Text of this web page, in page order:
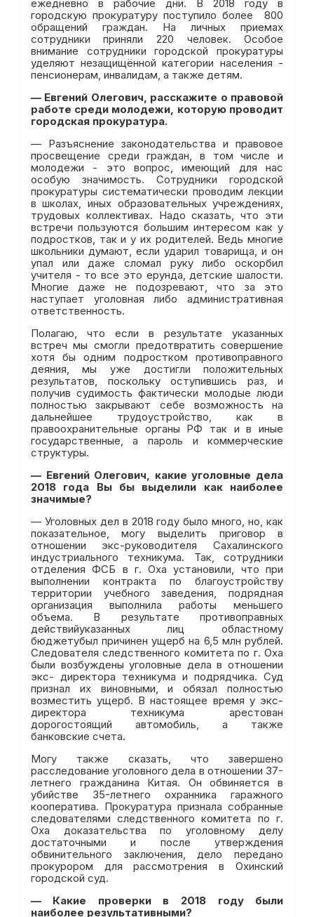
ежедневно в рабочие дни. В 2018 году в
городскую прокуратуру поступило более 800
обращений граждан. На личных приемах
сотрудники приняли 220 человек. Особое
внимание сотрудники городской прокуратуры
уделяют незащищённой категории населения -
пенсионерам, инвалидам, а также детям.
—Евгений Олегович, расскажите о правовой
работе среди молодежи, которую проводит
городская прокуратура.
— Разъяснение законодательства и правовое
просвещение среди граждан, в том числе и
молодежи - это вопрос, имеющий для нас
особую значимость. Сотрудники городской
прокуратуры систематически проводим лекции
в школах, иных образовательных учреждениях,
трудовых коллективах. Надо сказать, что эти
встречи пользуются большим интересом как у
подростков, так и у их родителей. Ведь многие
школьники думают, если ударил товарища, и он
упал или даже сломал руку либо оскорбил
учителя - то все это ерунда, детские шалости.
Многие даже не подозревают, что за это
наступает уголовная либо административная
ответственность.
Полагаю, что если в результате указанных
встреч мы смогли предотвратить совершение
хотя бы одним подростком противоправного
деяния, мы уже достигли положительных
результатов, поскольку оступившись раз, и
получив судимость фактически молодые люди
полностью закрывают себе возможность на
дальнейшее трудоустройство, как в
правоохранительные органы РФ так и в иные
государственные, а пароль и коммерческие
структуры.
—Евгений Олегович, какие уголовные дела
2018 года Вы бы выделили как наиболее
значимые?
— Уголовных дел в 2018 году было много, но, как
показательное, могу выделить приговор в
отношении экс-руководителя Сахалинского
индустриального техникума. Так, сотрудники
отделения ФСБ в г. Оха установили, что при
выполнении контракта по благоустройству
территории учебного заведения, подрядная
организация выполнила работы меньшего
объема. В результате противоправных
действийуказанных лиц областному
бюджетубыл причинен ущерб на 6,5 млн рублей.
Следователя следственного комитета по г. Оха
были возбуждены уголовные дела в отношении
экс- директора техникума и подрядчика. Суд
признал их виновными, и обязал полностью
возместить ущерб. В настоящее время у экс-
директора техникума арестован
дорогостоящий автомобиль, а также
банковские счета.
Могу также сказать, что завершено
расследование уголовного дела в отношении 37-
летнего гражданина Китая. Он обвиняется в
убийстве 35-летнего охранника гаражного
кооператива. Прокуратура признала собранные
следователями следственного комитета по г.
Оха доказательства по уголовному делу
достаточными и после утверждения
обвинительного заключения, дело передано
прокурором для рассмотрения в Охинский
городской суд.
—Какие проверки в 2018 году были
наиболее результативными?